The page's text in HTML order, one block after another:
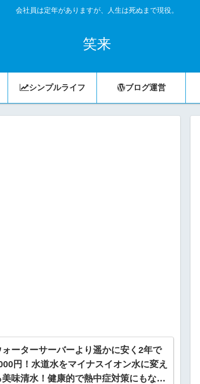
会社員は定年がありますが、人生は死ぬまで現役。
笑来
シンプルライフ ブログ運営
ォーターサーバーより遥かに安く2年で
円！水道水をマイナスイオン水に変え
美味清水！健康的で熱中症対策にもなる